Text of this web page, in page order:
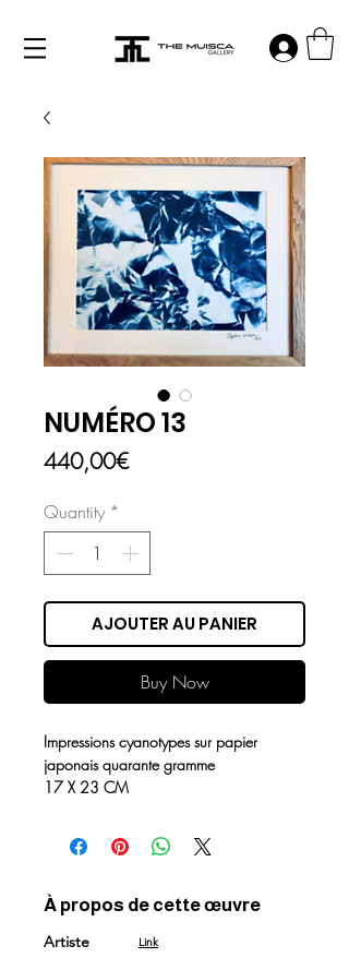
Log in
NUMÉRO 13
440,00€Price
Quantity *
AJOUTER AU PANIER
Buy Now
Impressions cyanotypes sur papier
japonais quarante gramme
17 X 23 CM
À propos de cette œuvre
Artiste Link